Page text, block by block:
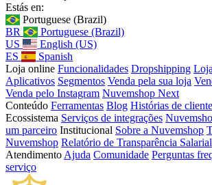
Estás en:
Portuguese (Brazil)
BR
Portuguese (Brazil)
US
English (US)
ES
Spanish
Loja online Funcionalidades Dropshipping
Aplicativos Segmentos Venda pela sua loja
Venda pelo Instagram Nuvemshop Next
Conteúdo Ferramentas Blog Histórias de
Ecossistema Serviços de integrações
um parceiro Institucional Sobre a Nuvemshop
Nuvemshop Relatório de Transparência Salarial
Atendimento Ajuda Comunidade Perguntas
serviço